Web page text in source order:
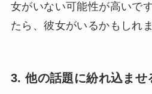
女がいない可能性が高いで
たら、彼女がいるかもしれま
3. 他の話題に紛れ込ませ